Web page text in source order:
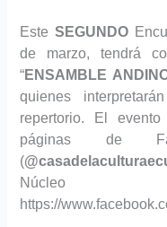
EsteSEGUNDO
de marzo, tendrá
“ENSAMBLE
quienes
repertorio.
El
páginas de
(
https://